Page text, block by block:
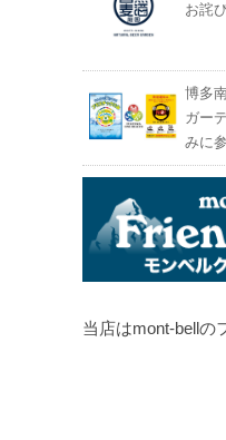
お詫
博多
ガー
みに
当店はmont-bellの